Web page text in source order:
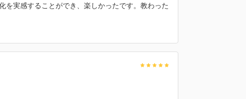
を実感することができ、楽しかったです。教わった